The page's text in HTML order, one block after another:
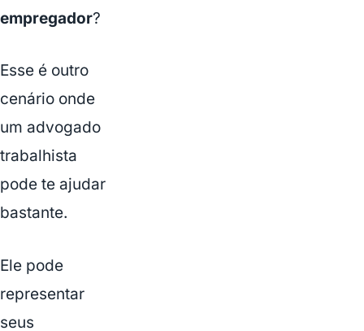
empregador?
Esse é outro
cenário onde
um advogado
trabalhista
pode te ajudar
bastante.
Ele pode
representar
seus